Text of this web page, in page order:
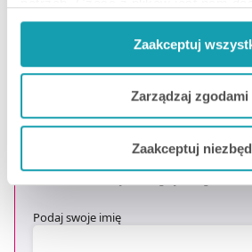
do prawidłowego działania Portalu
funkcjonalności. W zależności od
korzystasz z naszej witryny będą
do naszych Partnerów
Jeżeli chcesz dostosować swoją
niektóre dodatkowe funkcje, z
zbieranie danych o Twojej
zgodami”.
Zaakceptuj
Zarządzaj zgodami
Zaakceptuj
Zapisz się do
OTRZYMAJ KOD NA
Podaj swoje imię